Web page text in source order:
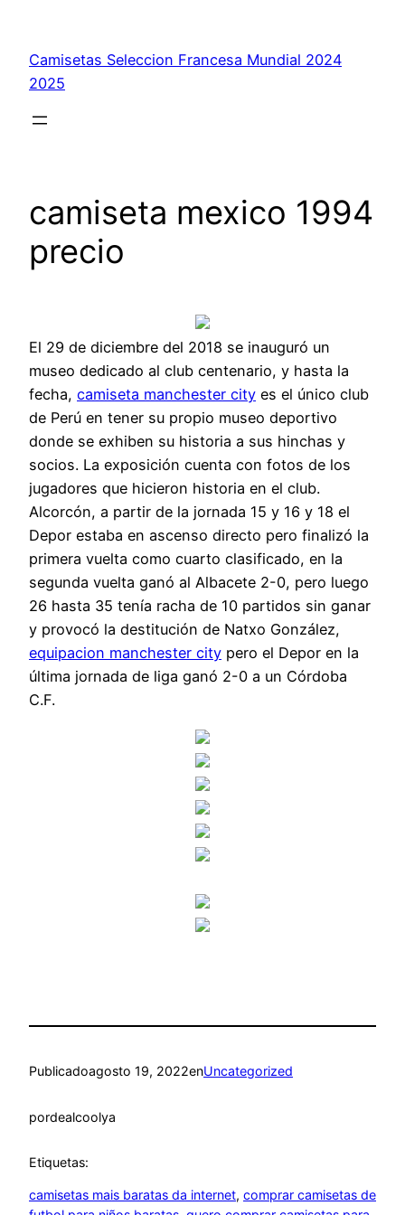
contenido
Camisetas Seleccion Francesa Mundial 2024
2025
camiseta mexico 1994
precio
El 29 de diciembre del 2018 se inauguró un
museo dedicado al club centenario, y hasta la
fecha, camiseta manchester city es el único club
de Perú en tener su propio museo deportivo
donde se exhiben su historia a sus hinchas y
socios. La exposición cuenta con fotos de los
jugadores que hicieron historia en el club.
Alcorcón, a partir de la jornada 15 y 16 y 18 el
Depor estaba en ascenso directo pero finalizó la
primera vuelta como cuarto clasificado, en la
segunda vuelta ganó al Albacete 2-0, pero luego
26 hasta 35 tenía racha de 10 partidos sin ganar
y provocó la destitución de Natxo González,
equipacion manchester city pero el Depor en la
última jornada de liga ganó 2-0 a un Córdoba
C.F.
Publicadoagosto 19, 2022enUncategorized
pordealcoolya
Etiquetas:
camisetas mais baratas da internet, comprar camisetas de